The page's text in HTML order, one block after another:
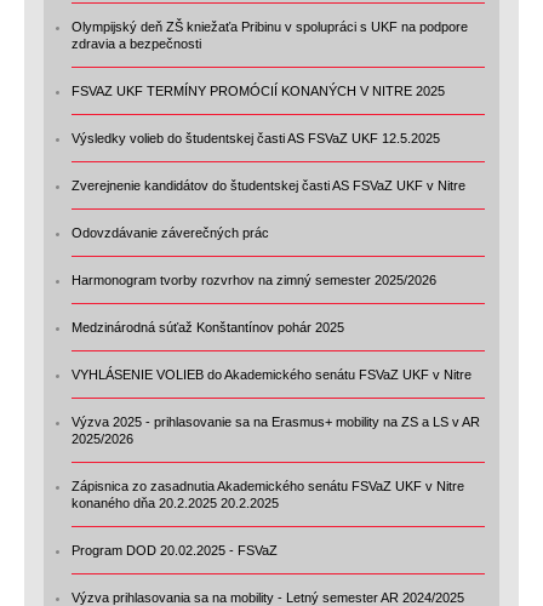
Olympijský deň ZŠ kniežaťa Pribinu v spolupráci s UKF na podpore
zdravia a bezpečnosti
FSVAZ UKF TERMÍNY PROMÓCIÍ KONANÝCH V NITRE 2025
Výsledky volieb do študentskej časti AS FSVaZ UKF 12.5.2025
Zverejnenie kandidátov do študentskej časti AS FSVaZ UKF v Nitre
Odovzdávanie záverečných prác
Harmonogram tvorby rozvrhov na zimný semester 2025/2026
Medzinárodná súťaž Konštantínov pohár 2025
VYHLÁSENIE VOLIEB do Akademického senátu FSVaZ UKF v Nitre
Výzva 2025 - prihlasovanie sa na Erasmus+ mobility na ZS a LS v AR
2025/2026
Zápisnica zo zasadnutia Akademického senátu FSVaZ UKF v Nitre
konaného dňa 20.2.2025 20.2.2025
Program DOD 20.02.2025 - FSVaZ
Výzva prihlasovania sa na mobility - Letný semester AR 2024/2025